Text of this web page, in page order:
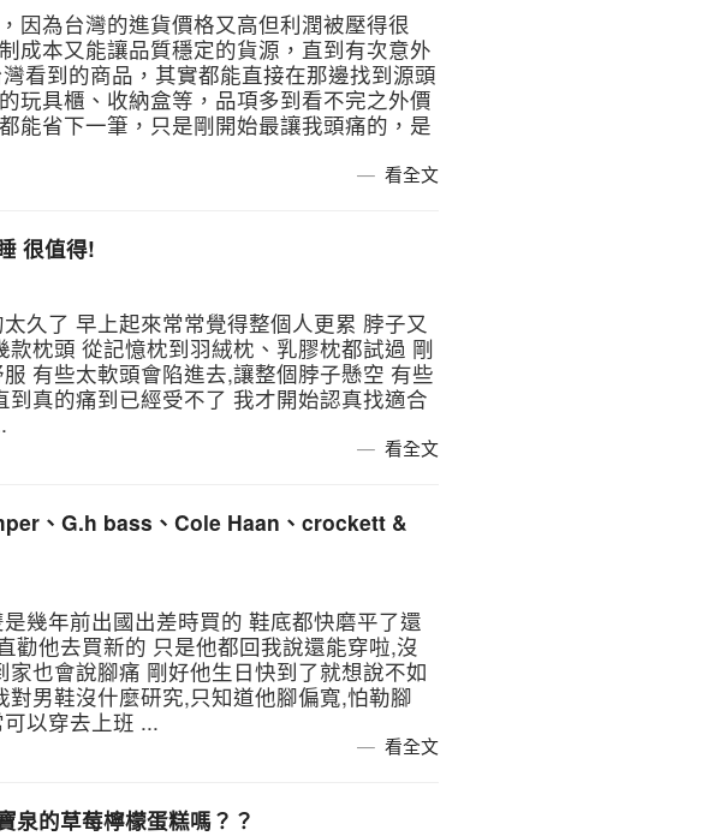
因為台灣的進貨價格又高但利潤被壓得很
成本又能讓品質穩定的貨源，直到有次意外
看到的商品，其實都能直接在那邊找到源頭
玩具櫃、收納盒等，品項多到看不完之外價
能省下一筆，只是剛開始最讓我頭痛的，是
看全文
很值得!
久了 早上起來常常覺得整個人更累 脖子又
枕頭 從記憶枕到羽絨枕、乳膠枕都試過 剛
有些太軟頭會陷進去,讓整個脖子懸空 有些
真的痛到已經受不了 我才開始認真找適合
看全文
、G.h bass、Cole Haan、crockett &
幾年前出國出差時買的 鞋底都快磨平了還
勸他去買新的 只是他都回我說還能穿啦,沒
也會說腳痛 剛好他生日快到了就想說不如
男鞋沒什麼研究,只知道他腳偏寬,怕勒腳
以穿去上班 ...
看全文
泉的草莓檸檬蛋糕嗎？？